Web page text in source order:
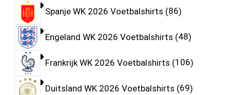
Spanje WK 2026 Voetbalshirts 86
Engeland WK 2026 Voetbalshirts 48
Frankrijk WK 2026 Voetbalshirts 106
Duitsland WK 2026 Voetbalshirts 69